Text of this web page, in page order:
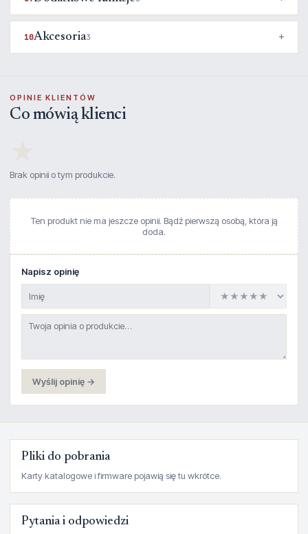
10Akcesoria3
OPINIE KLIENTÓW
Co mówią klienci
Brak opinii o tym produkcie.
Ten produkt nie ma jeszcze opinii. Bądź pierwszą osobą, która ją
doda.
Napisz opinię
Wyślij opinię →
Pliki do pobrania
Karty katalogowe i firmware pojawią się tu wkrótce.
Pytania i odpowiedzi